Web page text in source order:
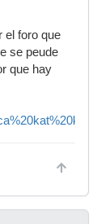
el foro que
se peude
que hay